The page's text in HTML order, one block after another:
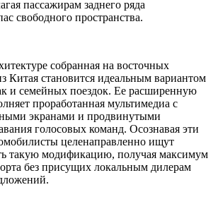
пассажирам заднего ряда
свободного пространства.
собранная на восточных
Китая становится идеальным вариантом
и семейных поездок. Ее расширенную
проработанная мультимедиа с
экранами и продвинутыми
голосовых команд. Осознавая эти
целенаправленно ищут
такую модификацию, получая максимум
без присущих локальным дилерам